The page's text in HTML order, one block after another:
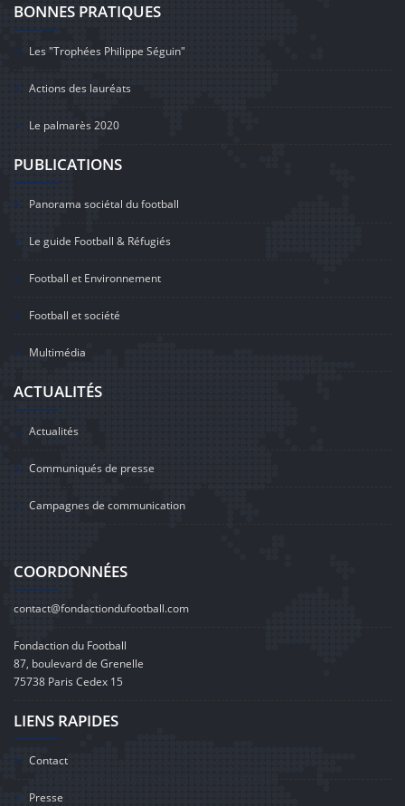
BONNES PRATIQUES
Les "Trophées Philippe Séguin"
Actions des lauréats
Le palmarès 2020
PUBLICATIONS
Panorama sociétal du football
Le guide Football & Réfugiés
Football et Environnement
Football et société
Multimédia
ACTUALITÉS
Actualités
Communiqués de presse
Campagnes de communication
COORDONNÉES
contact@fondactiondufootball.com
Fondaction du Football
87, boulevard de Grenelle
75738 Paris Cedex 15
LIENS RAPIDES
Contact
Presse